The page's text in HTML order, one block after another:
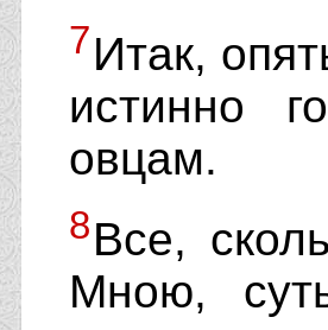
7Итак,
истинно
овцам.
8Все,
Мною,